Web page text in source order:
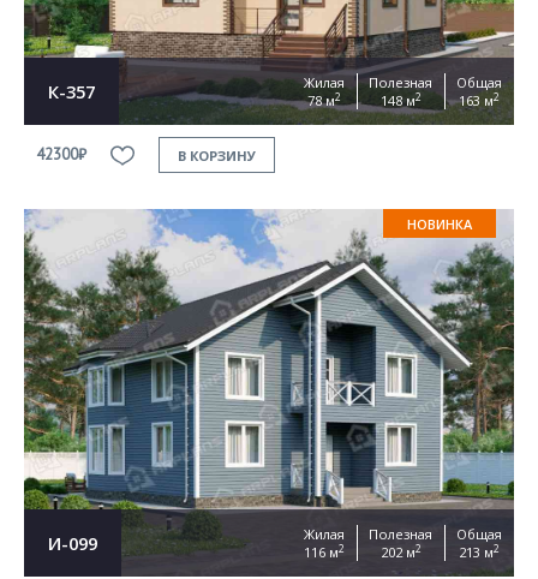
К-357
Жилая
78 м2
Полезная
148 м2
Общая
163 м2
42300₽ В КОРЗИНУ
НОВИНКА
И-099
Жилая
116 м2
Полезная
202 м2
Общая
213 м2